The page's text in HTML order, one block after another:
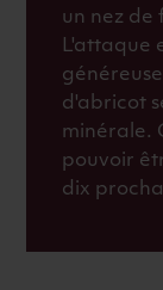
un nez de
L'attaque
d'abricot
minérale.
pouvoir
dix